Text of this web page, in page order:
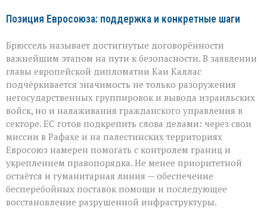
Позиция Евросоюза: поддержка и конкретные шаги
Брюссель называет достигнутые договорённости
важнейшим этапом на пути к безопасности. В заявлении
главы европейской дипломатии Каи Каллас
подчёркивается значимость не только разоружения
негосударственных группировок и вывода израильских
войск, но и налаживания гражданского управления в
секторе. ЕС готов подкрепить слова делами: через свои
миссии в Рафахе и на палестинских территориях
Евросоюз намерен помогать с контролем границ и
укреплением правопорядка. Не менее приоритетной
остаётся и гуманитарная линия — обеспечение
бесперебойных поставок помощи и последующее
восстановление разрушенной инфраструктуры.